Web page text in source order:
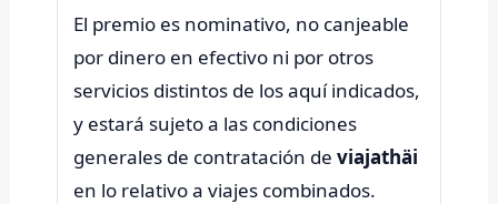
El premio es nominativo, no canjeable
por dinero en efectivo ni por otros
servicios distintos de los aquí indicados,
y estará sujeto a las condiciones
generales de contratación deviajathäi
en lo relativo a viajes combinados.